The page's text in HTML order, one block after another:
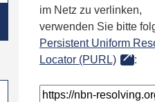
im Netz zu verlinken,
verwenden Sie bitte
Persistent Uniform
Locator (PURL)
: